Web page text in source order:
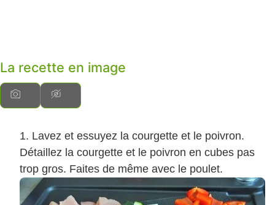
La recette en image
Lavez et essuyez la courgette et le poivron.
Détaillez la courgette et le poivron en cubes pas
trop gros. Faites de même avec le poulet.